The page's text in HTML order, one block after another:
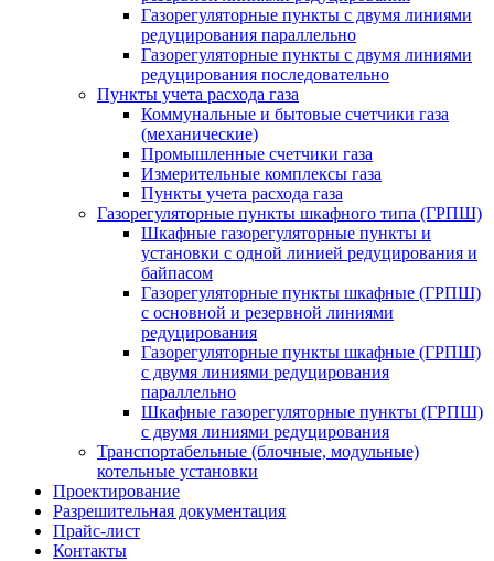
Газорегуляторные пункты с двумя линиями
редуцирования параллельно
Газорегуляторные пункты с двумя линиями
редуцирования последовательно
Пункты учета расхода газа
Коммунальные и бытовые счетчики газа
(механические)
Промышленные счетчики газа
Измерительные комплексы газа
Пункты учета расхода газа
Газорегуляторные пункты шкафного типа (ГРПШ)
Шкафные газорегуляторные пункты и
установки c одной линией редуцирования и
байпасом
Газорегуляторные пункты шкафные (ГРПШ)
с основной и резервной линиями
редуцирования
Газорегуляторные пункты шкафные (ГРПШ)
с двумя линиями редуцирования
параллельно
Шкафные газорегуляторные пункты (ГРПШ)
c двумя линиями редуцирования
Транспортабельные (блочные, модульные)
котельные установки
Проектирование
Разрешительная документация
Прайс-лист
Контакты